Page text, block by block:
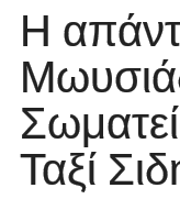
Η
Ταξί